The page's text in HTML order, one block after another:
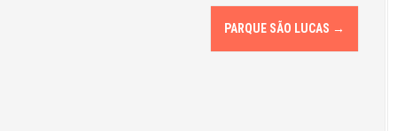
PARQUE SÃO LUCAS →